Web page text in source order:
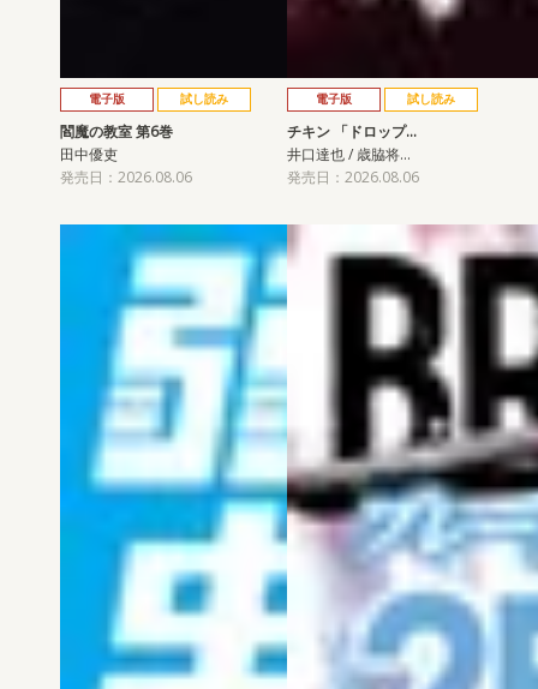
電子版 試し読み
閻魔の教室 第6巻
田中優吏
発売日：2026.08.06
電子版 試し読み
チキン 「ドロップ…
井口達也 / 歳脇将…
発売日：2026.08.06